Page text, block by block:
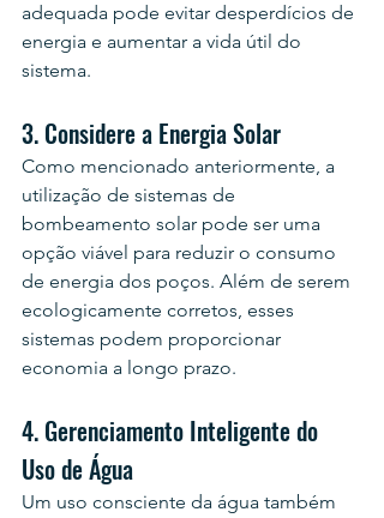
adequada pode evitar desperdícios de
energia e aumentar a vida útil do
sistema.
3. Considere a Energia Solar
Como mencionado anteriormente, a
utilização de sistemas de
bombeamento solar pode ser uma
opção viável para reduzir o consumo
de energia dos poços. Além de serem
ecologicamente corretos, esses
sistemas podem proporcionar
economia a longo prazo.
4. Gerenciamento Inteligente do
Uso de Água
Um uso consciente da água também